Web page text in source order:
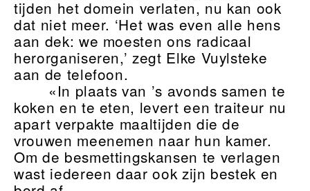
tijden het domein verlaten, nu kan ook
dat niet meer. ‘Het was even alle hens
aan dek: we moesten ons radicaal
herorganiseren,’ zegt Elke Vuylsteke
aan de telefoon.
«In plaats van ’s avonds samen te
koken en te eten, levert een traiteur nu
apart verpakte maaltijden die de
vrouwen meenemen naar hun kamer.
Om de besmettingskansen te verlagen
wast iedereen daar ook zijn bestek en